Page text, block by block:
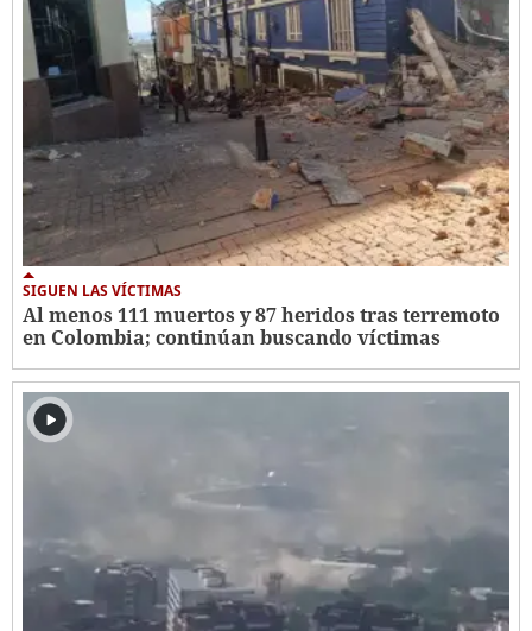
SIGUEN LAS VÍCTIMAS
Al menos 111 muertos y 87 heridos tras terremoto
en Colombia; continúan buscando víctimas